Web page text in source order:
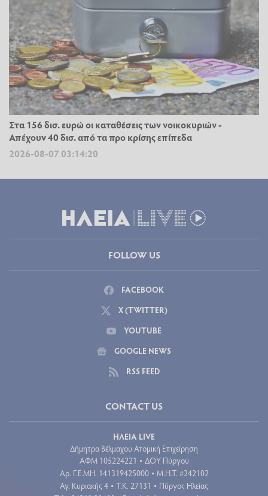
Στα 156 δισ. ευρώ οι καταθέσεις των νοικοκυριών -
Απέχουν 40 δισ. από τα προ κρίσης επίπεδα
2026-08-07 03:14:20
FOLLOW US
FACEBOOK
X (TWITTER)
YOUTUBE
GOOGLE NEWS
RSS FEED
CONTACT US
ΗΛΕΙΑ LIVE
Δήμητρα Βέλμαχου Ατομική Επιχείρηση
ΑΦΜ 105224221 • ΔΟΥ Πύργου
Aρ. Γ.Ε.ΜΗ. 141319425000 • Μ.Η.Τ. #242102
Αγ. Κυριακής 4 • Τ.Κ. 27131 • Πύργος Ηλείας